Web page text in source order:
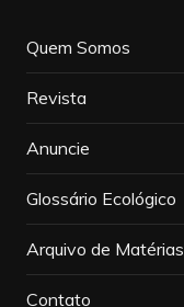
Quem Somos
Revista
Anuncie
Glossário Ecológico
Arquivo de Matérias
Contato